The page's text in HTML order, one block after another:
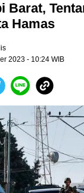
Barat,
Hamas
2023 - 10:24 WIB